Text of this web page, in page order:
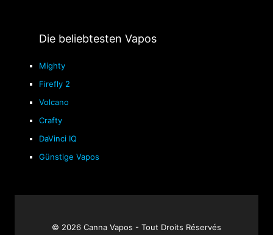
Die beliebtesten Vapos
Mighty
Firefly 2
Volcano
Crafty
DaVinci IQ
Günstige Vapos
© 2026 Canna Vapos - Tout Droits Réservés